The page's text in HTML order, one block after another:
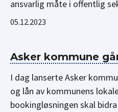
ansvarlig måte i offentlig
05.12.2023
Asker kommune
I dag lanserte Asker
og lån av kommunens
bookingløsningen skal